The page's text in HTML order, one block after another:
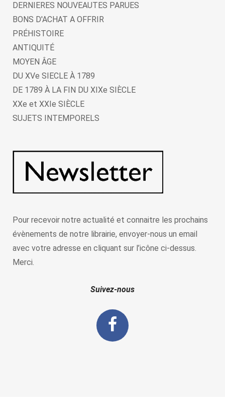
DERNIERES NOUVEAUTES PARUES
BONS D'ACHAT A OFFRIR
PRÉHISTOIRE
ANTIQUITÉ
MOYEN ÂGE
DU XVe SIECLE À 1789
DE 1789 À LA FIN DU XIXe SIÈCLE
XXe et XXIe SIÈCLE
SUJETS INTEMPORELS
Pour recevoir notre actualité et connaitre les prochains
évènements de notre librairie, envoyer-nous un email
avec votre adresse en cliquant sur l’icône ci-dessus.
Merci.
Suivez-nous